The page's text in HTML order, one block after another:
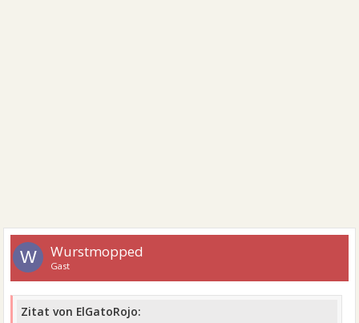
W Wurstmopped
Gast
Zitat von ElGatoRojo: